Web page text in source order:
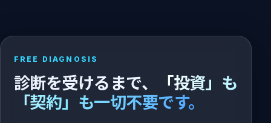
FREE DIAGNOSIS
診断を受けるまで、
「投資」も
「契約」も一切不要です。